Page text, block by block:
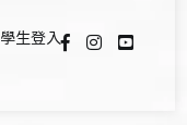
學生登入